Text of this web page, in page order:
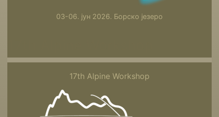
03-06. јун 2026. Борско језеро
17th Alpine Workshop